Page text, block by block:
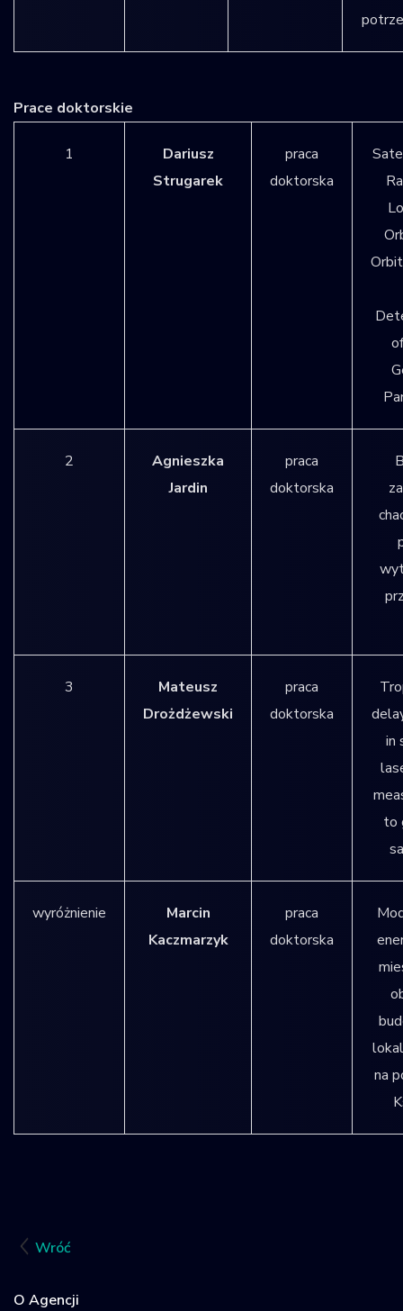
Wróć
O Agencji
Prace doktorskie
1
Dariusz
Strugarek
praca
doktorska
2
Agnieszka
Jardin
praca
doktorska
3
Mateusz
Drożdżewski
praca
doktorska
in
to
wyróżnienie
Marcin
Kaczmarzyk
praca
doktorska
na